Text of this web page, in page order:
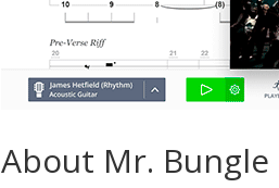
About Mr. Bungle